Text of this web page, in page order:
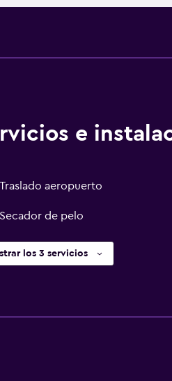
e
Traslado aeropuerto
Secador de pelo
los 3 servicios